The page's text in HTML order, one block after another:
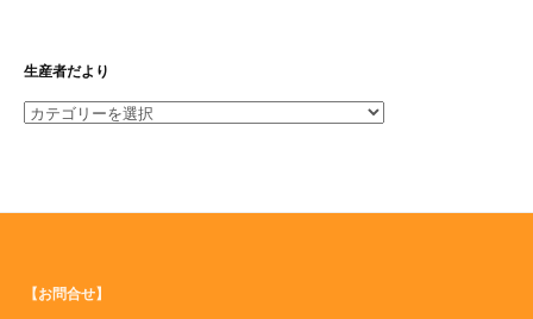
生産者だより
生
よ
【お問合せ】